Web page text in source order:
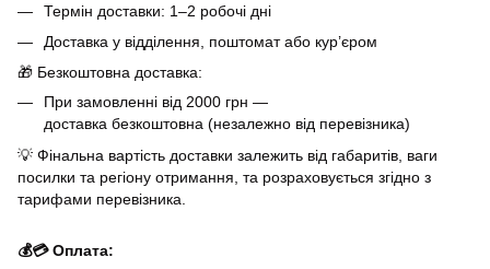
Термін доставки: 1–2 робочі дні
Доставка у відділення, поштомат або кур’єром
🎁 Безкоштовна доставка:
При замовленні від 2000 грн —
доставка безкоштовна (незалежно від перевізника)
💡 Фінальна вартість доставки залежить від габаритів, ваги
посилки та регіону отримання, та розраховується згідно з
тарифами перевізника.
💰💳 Оплата: